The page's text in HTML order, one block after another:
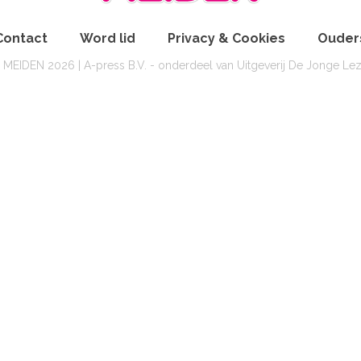
Word lid Privacy & Cookies
2026 | A-press B.V. - onderdeel van Uitgeverij De Jonge